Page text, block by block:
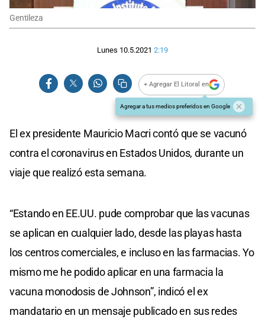
Gentileza
Lunes 10.5.2021 2:19
+ Agregar El Litoral en
Agregar a tus medios preferidos en Google
El ex presidente Mauricio Macri contó que se vacunó
contra el coronavirus en Estados Unidos, durante un
viaje que realizó esta semana.
“Estando en EE.UU. pude comprobar que las vacunas
se aplican en cualquier lado, desde las playas hasta
los centros comerciales, e incluso en las farmacias. Yo
mismo me he podido aplicar en una farmacia la
vacuna monodosis de Johnson”, indicó el ex
mandatario en un mensaje publicado en sus redes